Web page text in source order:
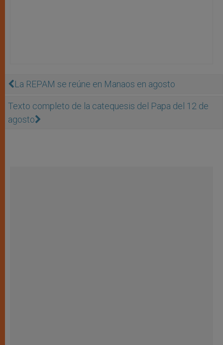
La REPAM se reúne en Manaos en agosto
Texto completo de la catequesis del Papa del 12 de
agosto